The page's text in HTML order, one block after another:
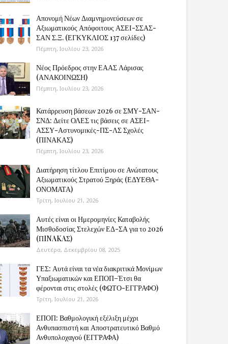
Απονομή Νέων Διαμνημονεύσεων σε
Αξιωματικούς Απόφοιτους ΑΣΕΙ-ΣΣΑΣ-
ΣΑΝ Σ.Ξ. (ΕΓΚΥΚΛΙΟΣ 137 σελίδες)
Πέμπτη, Ιουλίου 23, 2026
Νέος Πρόεδρος στην ΕΑΑΣ Λάρισας
(ΑΝΑΚΟΙΝΩΣΗ)
Πέμπτη, Ιουλίου 23, 2026
Κατάρρευση βάσεων 2026 σε ΣΜΥ-ΣΑΝ-
ΣΝΔ: Δείτε ΟΛΕΣ τις βάσεις σε ΑΣΕΙ-
ΑΣΣΥ-Αστυνομικές-ΠΣ-ΛΣ Σχολές
(ΠΙΝΑΚΑΣ)
Πέμπτη, Ιουλίου 23, 2026
Διατήρηση τίτλου Επιτίμου σε Ανώτατους
Αξιωματικούς Στρατού Ξηράς (ΕΔΥΕΘΑ-
ΟΝΟΜΑΤΑ)
Τρίτη, Ιουλίου 21, 2026
Αυτές είναι οι Ημερομηνίες Καταβολής
Μισθοδοσίας Στελεχών ΕΔ-ΣΑ για το 2026
(ΠINAKAΣ)
Δευτέρα, Δεκεμβρίου 08, 2025
ΓΕΣ: Αυτά είναι τα νέα διακριτικά Μονίμων
Υπαξιωματικών και ΕΠΟΠ–Έτσι θα
φέρονται στις στολές (ΦΩΤΟ-ΕΓΓΡΑΦΟ)
Τρίτη, Ιουλίου 21, 2026
ΕΠΟΠ: Βαθμολογική εξέλιξη μέχρι
Ανθυπασπιστή και Αποστρατευτικό Βαθμό
Ανθυπολοχαγού (ΕΓΓΡΑΦΑ)